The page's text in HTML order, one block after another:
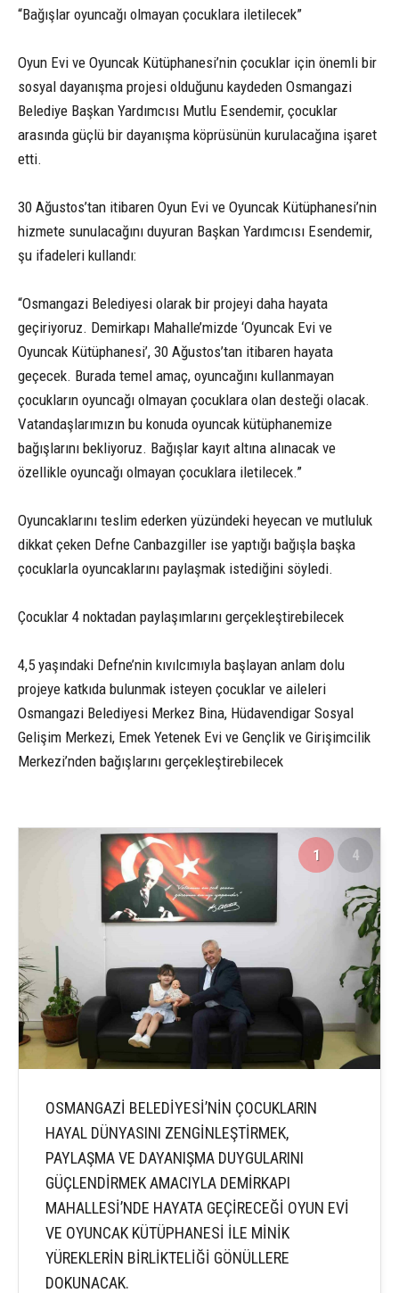
“Bağışlar oyuncağı olmayan çocuklara iletilecek”
Oyun Evi ve Oyuncak Kütüphanesi’nin çocuklar için önemli bir
sosyal dayanışma projesi olduğunu kaydeden Osmangazi
Belediye Başkan Yardımcısı Mutlu Esendemir, çocuklar
arasında güçlü bir dayanışma köprüsünün kurulacağına işaret
etti.
30 Ağustos’tan itibaren Oyun Evi ve Oyuncak Kütüphanesi’nin
hizmete sunulacağını duyuran Başkan Yardımcısı Esendemir,
şu ifadeleri kullandı:
“Osmangazi Belediyesi olarak bir projeyi daha hayata
geçiriyoruz. Demirkapı Mahalle’mizde ‘Oyuncak Evi ve
Oyuncak Kütüphanesi’, 30 Ağustos’tan itibaren hayata
geçecek. Burada temel amaç, oyuncağını kullanmayan
çocukların oyuncağı olmayan çocuklara olan desteği olacak.
Vatandaşlarımızın bu konuda oyuncak kütüphanemize
bağışlarını bekliyoruz. Bağışlar kayıt altına alınacak ve
özellikle oyuncağı olmayan çocuklara iletilecek.”
Oyuncaklarını teslim ederken yüzündeki heyecan ve mutluluk
dikkat çeken Defne Canbazgiller ise yaptığı bağışla başka
çocuklarla oyuncaklarını paylaşmak istediğini söyledi.
Çocuklar 4 noktadan paylaşımlarını gerçekleştirebilecek
4,5 yaşındaki Defne’nin kıvılcımıyla başlayan anlam dolu
projeye katkıda bulunmak isteyen çocuklar ve aileleri
Osmangazi Belediyesi Merkez Bina, Hüdavendigar Sosyal
Gelişim Merkezi, Emek Yetenek Evi ve Gençlik ve Girişimcilik
Merkezi’nden bağışlarını gerçekleştirebilecek
1 4
OSMANGAZİ BELEDİYESİ’NİN ÇOCUKLARIN
HAYAL DÜNYASINI ZENGİNLEŞTİRMEK,
PAYLAŞMA VE DAYANIŞMA DUYGULARINI
GÜÇLENDİRMEK AMACIYLA DEMİRKAPI
MAHALLESİ’NDE HAYATA GEÇİRECEĞİ OYUN EVİ
VE OYUNCAK KÜTÜPHANESİ İLE MİNİK
YÜREKLERİN BİRLİKTELİĞİ GÖNÜLLERE
DOKUNACAK.